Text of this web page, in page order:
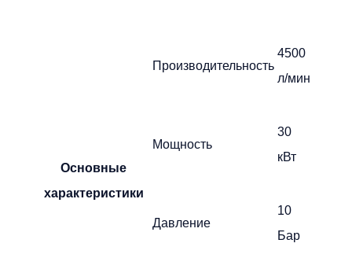
Основные
характеристики
Производительность
4500
л/мин
Мощность
30
кВт
Давление
10
Бар